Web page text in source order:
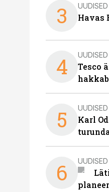
3 UUDISED
Havas
4 UUDISED
Tesco
5 UUDISED
Karl
6 UUDISED